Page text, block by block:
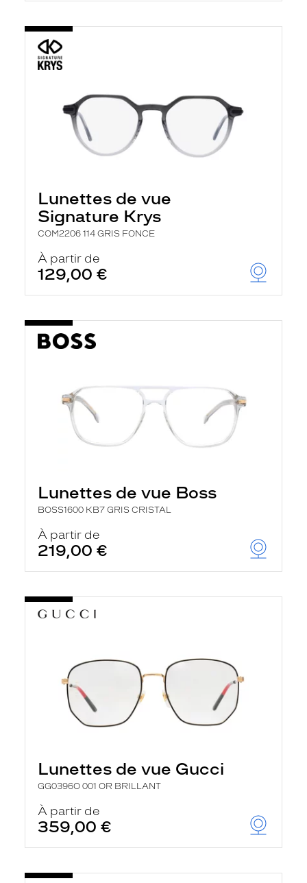
Lunettes de vue
Signature Krys
COM2206 114 GRIS FONCE
À partir de
129,00 €
Lunettes de vue Boss
BOSS1600 KB7 GRIS CRISTAL
À partir de
219,00 €
Lunettes de vue Gucci
GG0396O 001 OR BRILLANT
À partir de
359,00 €